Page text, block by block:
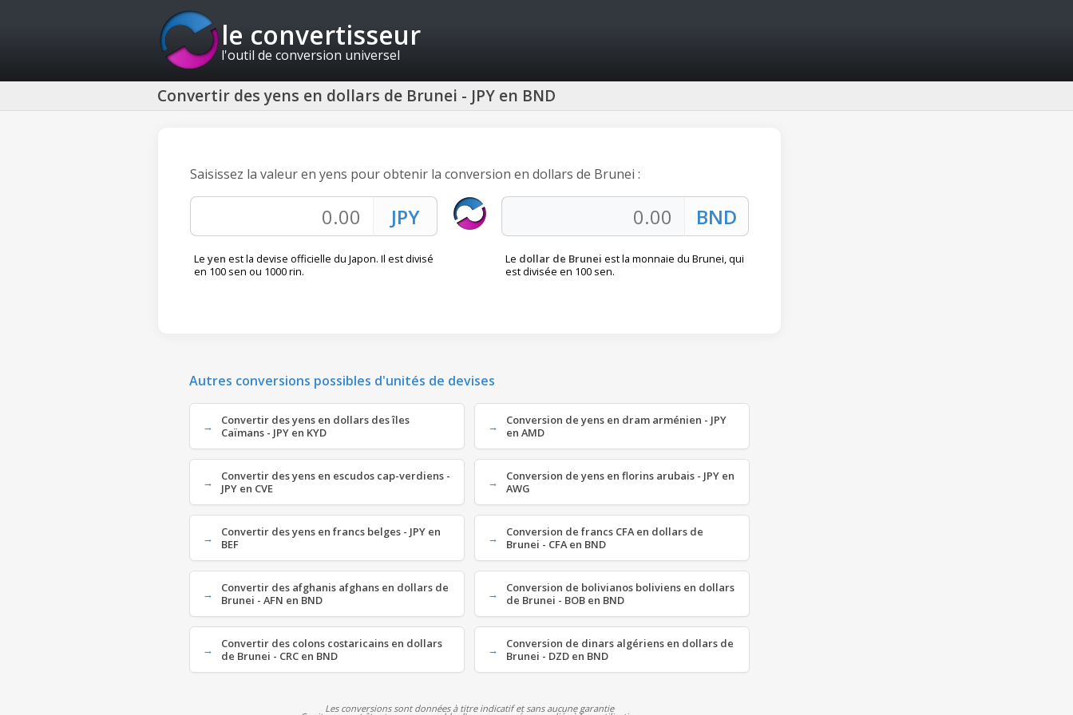
le convertisseur
l'outil de conversion universel
Convertir des yens en dollars de Brunei - JPY en BND
Saisissez la valeur en yens pour obtenir la conversion en dollars de Brunei :
Le yen est la devise officielle du Japon. Il est divisé
en 100 sen ou 1000 rin.
Le dollar de Brunei est la monnaie du Brunei, qui
est divisée en 100 sen.
Autres conversions possibles d'unités de devises
Convertir des yens en dollars des îles
Caïmans - JPY en KYD
Conversion de yens en dram arménien - JPY
en AMD
Convertir des yens en escudos cap-verdiens -
JPY en CVE
Conversion de yens en florins arubais - JPY en
AWG
Convertir des yens en francs belges - JPY en
BEF
Conversion de francs CFA en dollars de
Brunei - CFA en BND
Convertir des afghanis afghans en dollars de
Brunei - AFN en BND
Conversion de bolivianos boliviens en dollars
de Brunei - BOB en BND
Convertir des colons costaricains en dollars
de Brunei - CRC en BND
Conversion de dinars algériens en dollars de
Brunei - DZD en BND
Les conversions sont données à titre indicatif et sans aucune garantie